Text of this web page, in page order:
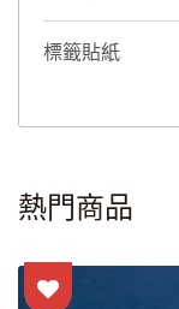
標籤貼紙
熱門商品